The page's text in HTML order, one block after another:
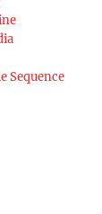
Sequence